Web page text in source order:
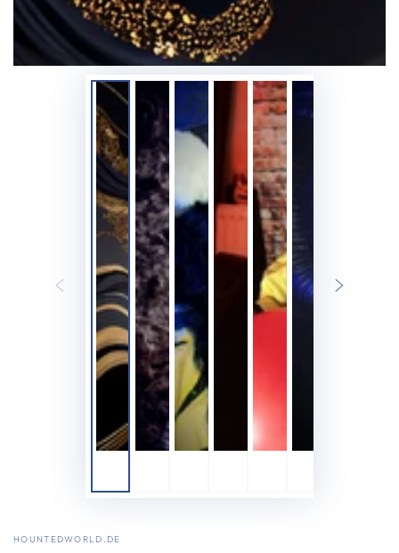
HOUNTEDWORLD.DE